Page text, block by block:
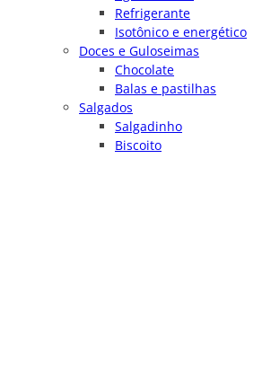
Refrigerante
Isotônico e energético
Doces e Guloseimas
Chocolate
Balas e pastilhas
Salgados
Salgadinho
Biscoito